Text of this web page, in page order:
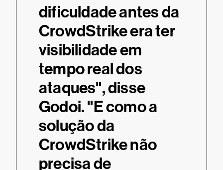
dificuldade antes da
CrowdStrike era ter
visibilidade em
tempo real dos
ataques", disse
Godoi. "E como a
solução da
CrowdStrike não
precisa de